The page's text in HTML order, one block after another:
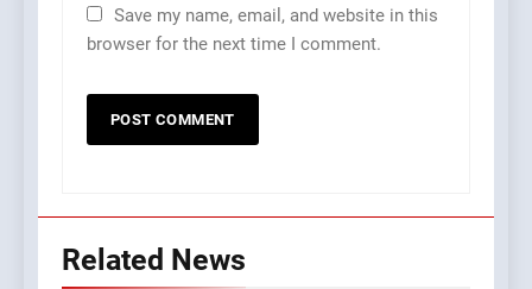
Save my name, email, and website in this
browser for the next time I comment.
Related News